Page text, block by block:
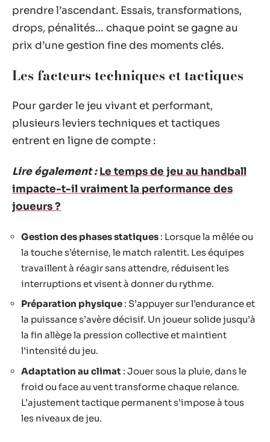
prendre l’ascendant. Essais, transformations,
drops, pénalités… chaque point se gagne au
prix d’une gestion fine des moments clés.
Les facteurs techniques et tactiques
Pour garder le jeu vivant et performant,
plusieurs leviers techniques et tactiques
entrent en ligne de compte :
Lire également : Le temps de jeu au handball
impacte-t-il vraiment la performance des
joueurs ?
Gestion des phases statiques : Lorsque la mêlée ou
la touche s’éternise, le match ralentit. Les équipes
travaillent à réagir sans attendre, réduisent les
interruptions et visent à donner du rythme.
Préparation physique : S’appuyer sur l’endurance et
la puissance s’avère décisif. Un joueur solide jusqu’à
la fin allège la pression collective et maintient
l’intensité du jeu.
Adaptation au climat : Jouer sous la pluie, dans le
froid ou face au vent transforme chaque relance.
L’ajustement tactique permanent s’impose à tous
les niveaux de jeu.